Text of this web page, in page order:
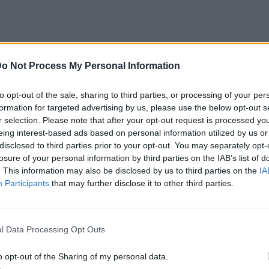
Not Process My Personal Information
opt-out of the sale, sharing to third parties, or processing of your
for targeted advertising by us, please use the below opt-out
selection. Please note that after your opt-out request is processed
interest-based ads based on personal information utilized by us
to third parties prior to your opt-out. You may separately
of your personal information by third parties on the IAB’s list of
This information may also be disclosed by us to third parties on the
Participants that may further disclose it to other third parties.
Data Processing Opt Outs
opt-out of the Sharing of my personal data.
και απόλυτα καλοκαιρινό,
να πρωταγωνιστήσει ακόμη και στις
γεμίζουν χρώματα, prints και αέρινα
τσάντα μπορεί να λειτουργήσει ως το
σύνολο. Οι μικρές τσάντες σε καφέ, ταμπά
κομψότητα χωρίς να κλέβουν την
τα κλασικά ή vintage σχέδια
όσους θέλουν ένα πιο διαχρονικό